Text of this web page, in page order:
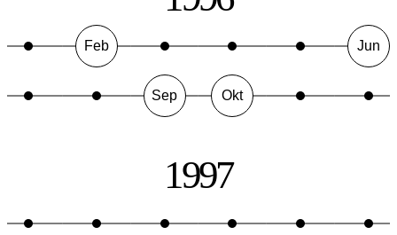
Feb Jun
Sep Okt
1997